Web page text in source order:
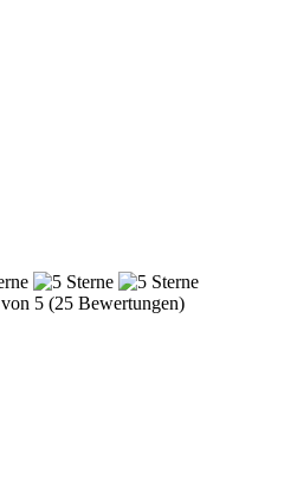
5 (25 Bewertungen)